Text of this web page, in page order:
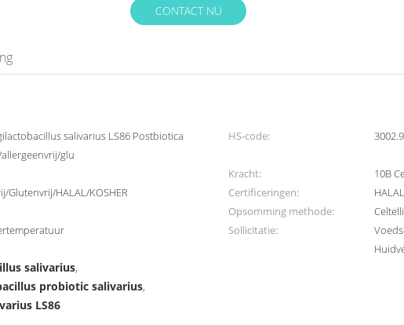
CONTACT NU
salivarius LS86 Postbiotica
glu
HS-code:
Kracht:
10B
Glutenvrij/HALAL/KOSHER Certificeringen:
Opsomming methode:
Sollicitatie:
salivarius,
probiotic salivarius,
LS86